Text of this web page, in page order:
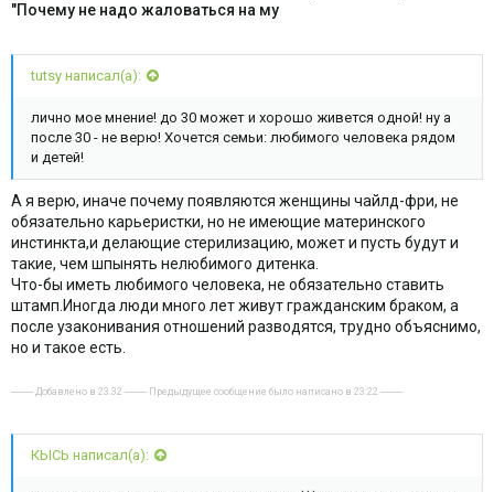
"Почему не надо жаловаться на му
tutsy написал(а):
лично мое мнение! до 30 может и хорошо живется одной! ну а
после 30 - не верю! Хочется семьи: любимого человека рядом
и детей!
А я верю, иначе почему появляются женщины чайлд-фри, не
обязательно карьеристки, но не имеющие материнского
инстинкта,и делающие стерилизацию, может и пусть будут и
такие, чем шпынять нелюбимого дитенка.
Что-бы иметь любимого человека, не обязательно ставить
штамп.Иногда люди много лет живут гражданским браком, а
после узаконивания отношений разводятся, трудно объяснимо,
но и такое есть.
---------- Добавлено в 23:32 ---------- Предыдущее сообщение было написано в 23:22 ----------
КЫСЬ написал(а):